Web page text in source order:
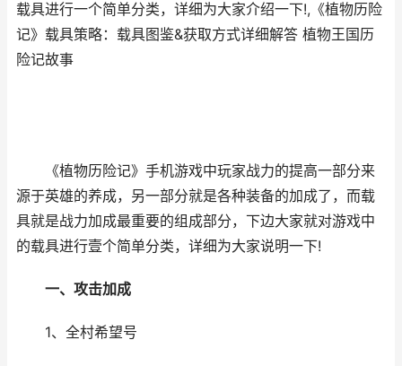
载具进行一个简单分类，详细为大家介绍一下!,《植物历险
记》载具策略：载具图鉴&获取方式详细解答 植物王国历
险记故事
《植物历险记》手机游戏中玩家战力的提高一部分来
源于英雄的养成，另一部分就是各种装备的加成了，而载
具就是战力加成最重要的组成部分，下边大家就对游戏中
的载具进行壹个简单分类，详细为大家说明一下!
一、攻击加成
1、全村希望号